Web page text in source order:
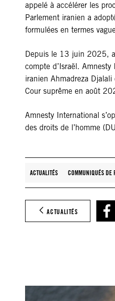
appelé à accélérer les
Parlement iranien a
formulées en termes
Depuis le 13 juin 2025,
compte d’Israël.
iranien Ahmadreza
Cour suprême en août
Amnesty International
des droits de l’homme
ACTUALITÉS COMMUNIQUÉS DE
ACTUALITÉS